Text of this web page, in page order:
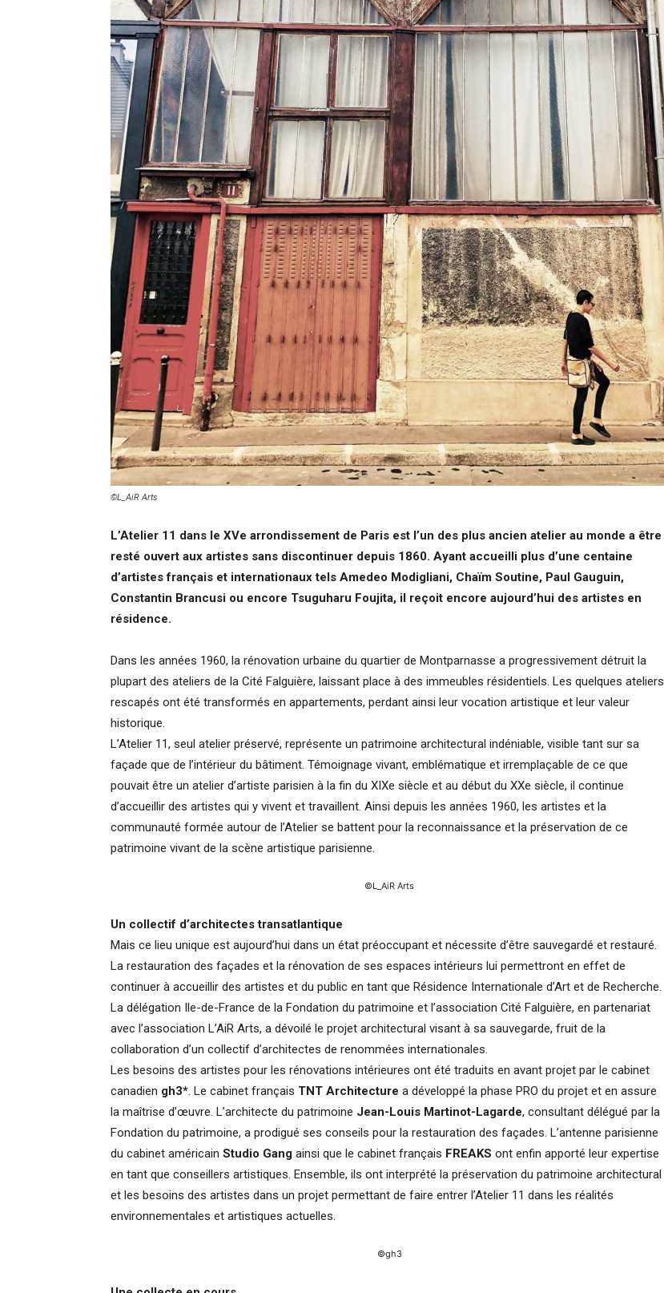
©L_AiR Arts
L’Atelier 11 dans le XVe arrondissement de Paris est l’un des plus ancien atelier au monde a être
resté ouvert aux artistes sans discontinuer depuis 1860. Ayant accueilli plus d’une centaine
d’artistes français et internationaux tels Amedeo Modigliani, Chaïm Soutine, Paul Gauguin,
Constantin Brancusi ou encore Tsuguharu Foujita, il reçoit encore aujourd’hui des artistes en
résidence.
Dans les années 1960, la rénovation urbaine du quartier de Montparnasse a progressivement détruit la
plupart des ateliers de la Cité Falguière, laissant place à des immeubles résidentiels. Les quelques ateliers
rescapés ont été transformés en appartements, perdant ainsi leur vocation artistique et leur valeur
historique.
L’Atelier 11, seul atelier préservé, représente un patrimoine architectural indéniable, visible tant sur sa
façade que de l’intérieur du bâtiment. Témoignage vivant, emblématique et irremplaçable de ce que
pouvait être un atelier d’artiste parisien à la fin du XIXe siècle et au début du XXe siècle, il continue
d’accueillir des artistes qui y vivent et travaillent. Ainsi depuis les années 1960, les artistes et la
communauté formée autour de l’Atelier se battent pour la reconnaissance et la préservation de ce
patrimoine vivant de la scène artistique parisienne.
©L_AiR Arts
Un collectif d’architectes transatlantique
Mais ce lieu unique est aujourd’hui dans un état préoccupant et nécessite d’être sauvegardé et restauré.
La restauration des façades et la rénovation de ses espaces intérieurs lui permettront en effet de
continuer à accueillir des artistes et du public en tant que Résidence Internationale d’Art et de Recherche.
La délégation Ile-de-France de la Fondation du patrimoine et l’association Cité Falguière, en partenariat
avec l’association L’AiR Arts, a dévoilé le projet architectural visant à sa sauvegarde, fruit de la
collaboration d’un collectif d’architectes de renommées internationales.
Les besoins des artistes pour les rénovations intérieures ont été traduits en avant projet par le cabinet
canadien gh3*. Le cabinet français TNT Architecture a développé la phase PRO du projet et en assure
la maîtrise d’œuvre. L’architecte du patrimoine Jean-Louis Martinot-Lagarde, consultant délégué par la
Fondation du patrimoine, a prodigué ses conseils pour la restauration des façades. L’antenne parisienne
du cabinet américain Studio Gang ainsi que le cabinet français FREAKS ont enfin apporté leur expertise
en tant que conseillers artistiques. Ensemble, ils ont interprété la préservation du patrimoine architectural
et les besoins des artistes dans un projet permettant de faire entrer l’Atelier 11 dans les réalités
environnementales et artistiques actuelles.
©gh3